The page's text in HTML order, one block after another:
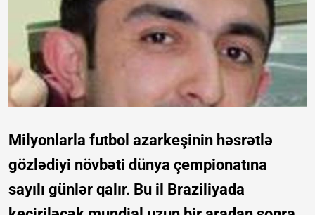
Milyonlarla futbol azarkeşinin həsrətlə
gözlədiyi növbəti dünya çempionatına
sayılı günlər qalır. Bu il Braziliyada